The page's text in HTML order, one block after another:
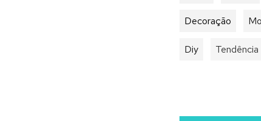
Decoração
Diy Tendência